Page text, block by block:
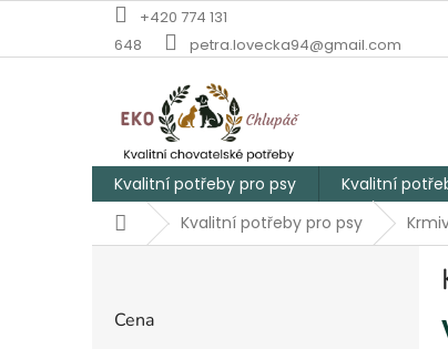
obsah
+420 774 131
648
petra.lovecka94@gmail.com
Kvalitní potřeby pro psy Kvalitní
DomůKvalitní potřeby pro psy
Cena